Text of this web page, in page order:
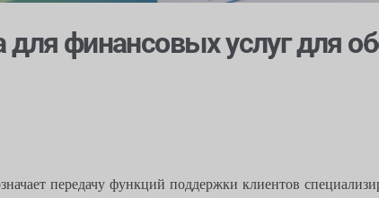
для финансовых услуг для
передачу функций поддержки клиентов